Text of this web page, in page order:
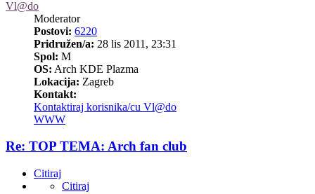
Vl@do
Moderator
Postovi: 6220
Pridružen/a: 28 lis 2011, 23:31
Spol: M
OS: Arch KDE Plazma
Lokacija: Zagreb
Kontakt:
Kontaktiraj korisnika/cu Vl@do
WWW
Re: TOP TEMA: Arch fan club
Citiraj
Citiraj